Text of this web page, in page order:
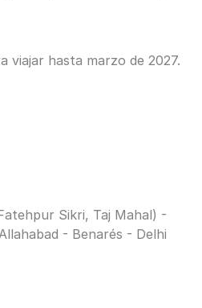
viajar hasta marzo de 2027.
Sikri, Taj Mahal) -
- Benarés - Delhi